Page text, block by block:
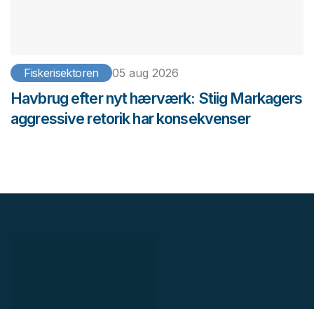
Fiskerisektoren 05 aug 2026
Havbrug efter nyt hærværk: Stiig Markagers
aggressive retorik har konsekvenser